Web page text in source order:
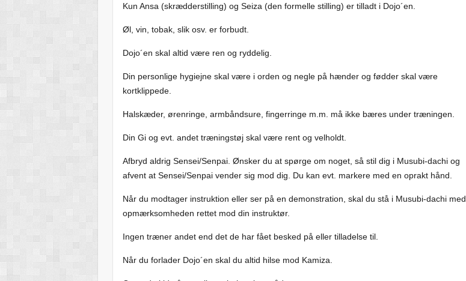
Kun Ansa (skrædderstilling) og Seiza (den formelle stilling) er tilladt i Dojo´en.
Øl, vin, tobak, slik osv. er forbudt.
Dojo´en skal altid være ren og ryddelig.
Din personlige hygiejne skal være i orden og negle på hænder og fødder skal være
kortklippede.
Halskæder, ørenringe, armbåndsure, fingerringe m.m. må ikke bæres under træningen.
Din Gi og evt. andet træningstøj skal være rent og velholdt.
Afbryd aldrig Sensei/Senpai. Ønsker du at spørge om noget, så stil dig i Musubi-dachi og
afvent at Sensei/Senpai vender sig mod dig. Du kan evt. markere med en oprakt hånd.
Når du modtager instruktion eller ser på en demonstration, skal du stå i Musubi-dachi med
opmærksomheden rettet mod din instruktør.
Ingen træner andet end det de har fået besked på eller tilladelse til.
Når du forlader Dojo´en skal du altid hilse mod Kamiza.